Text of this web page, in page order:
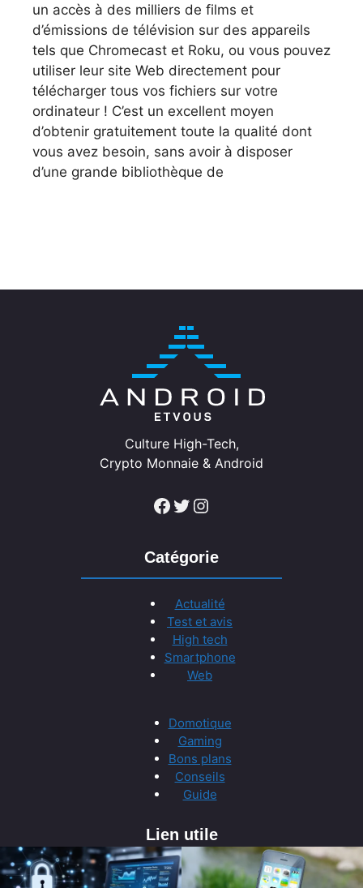
un accès à des milliers de films et
d’émissions de télévision sur des appareils
tels que Chromecast et Roku, ou vous pouvez
utiliser leur site Web directement pour
télécharger tous vos fichiers sur votre
ordinateur ! C’est un excellent moyen
d’obtenir gratuitement toute la qualité dont
vous avez besoin, sans avoir à disposer
d’une grande bibliothèque de
Culture High-Tech,
Crypto Monnaie & Android
Facebook Twitter Instagram
Catégorie
Actualité
Test et avis
High tech
Smartphone
Web
Domotique
Gaming
Bons plans
Conseils
Guide
Lien utile